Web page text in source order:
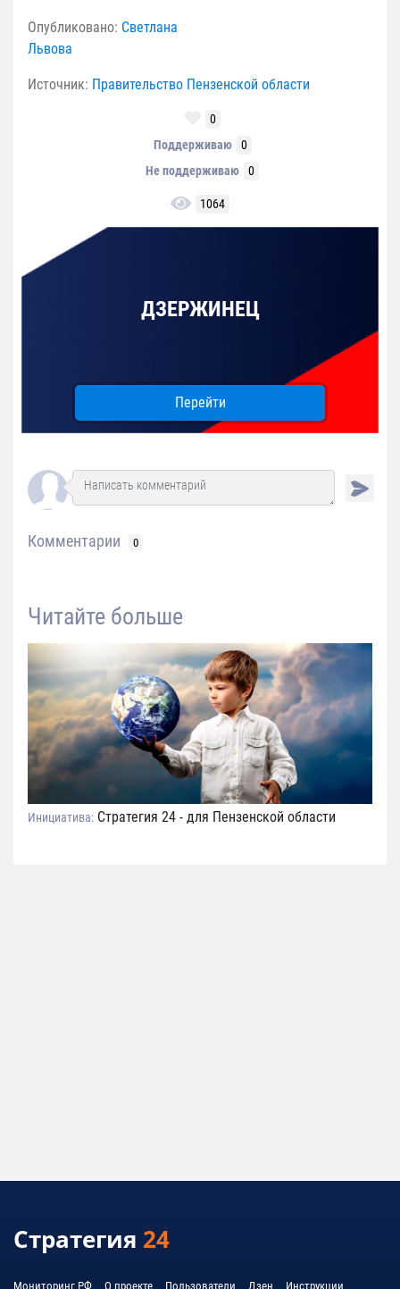
Опубликовано: Светлана
Львова
Источник: Правительство Пензенской области
0
Поддерживаю
0
Не поддерживаю
0
1064
ДЗЕРЖИНЕЦ
Перейти
Комментарии 0
Читайте больше
Инициатива: Стратегия 24 - для Пензенской области
Стратегия 24
Мониторинг РФ О проекте Пользователи Дзен Инструкции